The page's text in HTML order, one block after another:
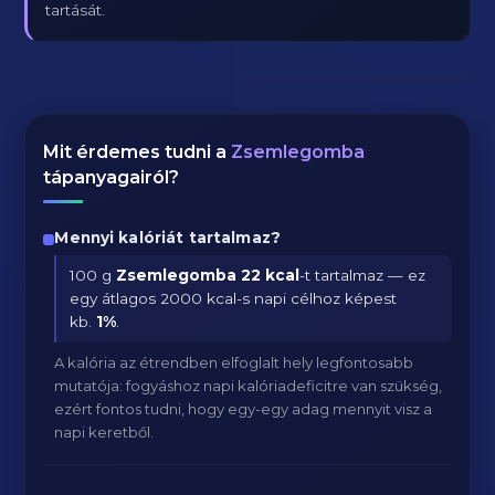
tartását.
Mit érdemes tudni a Zsemlegomba
tápanyagairól?
Mennyi kalóriát tartalmaz?
100 g Zsemlegomba 22 kcal-t tartalmaz — ez
egy átlagos 2000 kcal-s napi célhoz képest
kb. 1%
A kalória az étrendben elfoglalt hely legfontosabb
mutatója: fogyáshoz napi kalóriadeficitre van szükség,
ezért fontos tudni, hogy egy-egy adag mennyit visz a
napi keretből.